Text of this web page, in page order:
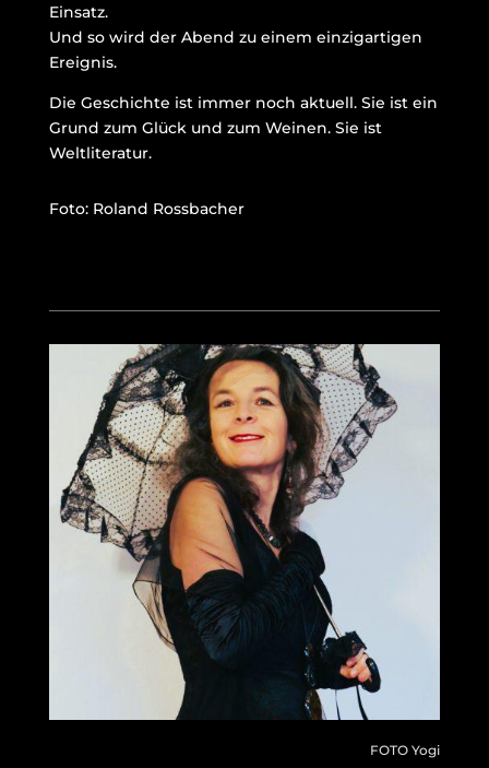
Einsatz.
Und so wird der Abend zu einem einzigartigen
Ereignis.
Die Geschichte ist immer noch aktuell. Sie ist ein
Grund zum Glück und zum Weinen. Sie ist
Weltliteratur.
Foto: Roland Rossbacher
FOTO Yogi